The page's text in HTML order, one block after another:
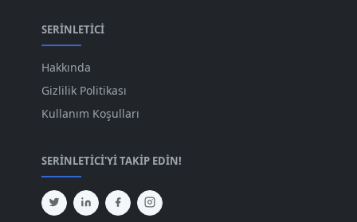
Haz 2023
May 2023
Nis 2023
Mar 2023
Oca 2023 [87]
Ara 2022 [82]
SERINLETICI
Hakkında
Gizlilik Politikası
Kullanım Koşulları
SERINLETICI'YI TAKIP EDIN!